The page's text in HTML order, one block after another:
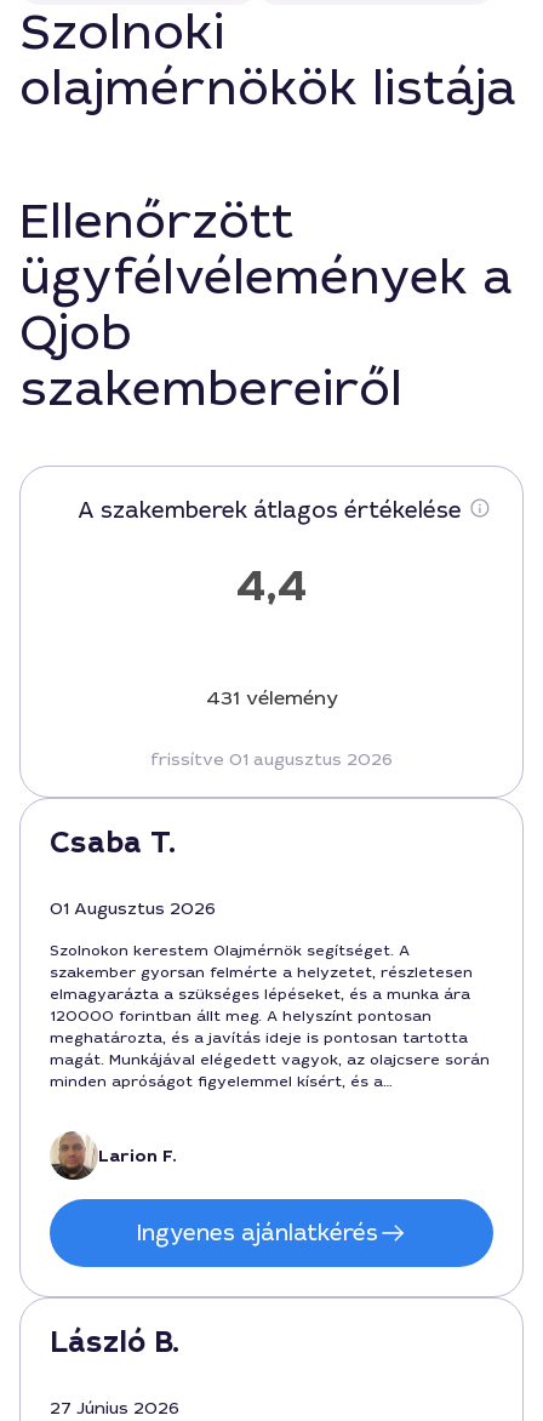
Szolnoki
olajmérnökök listája
Ellenőrzött
ügyfélvélemények a
Qjob
szakembereiről
A szakemberek átlagos értékelése
4,4
431 vélemény
frissítve 01 augusztus 2026
Csaba T.
01 Augusztus 2026
Szolnokon kerestem Olajmérnök segítséget. A
szakember gyorsan felmérte a helyzetet, részletesen
elmagyarázta a szükséges lépéseket, és a munka ára
120000 forintban állt meg. A helyszínt pontosan
meghatározta, és a javítás ideje is pontosan tartotta
magát. Munkájával elégedett vagyok, az olajcsere során
minden apróságot figyelemmel kísért, és a
Larion F.
Ingyenes ajánlatkérés
László B.
27 Június 2026